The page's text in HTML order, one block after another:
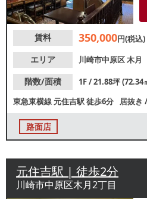
賃料 350,000円(税込)
エリア
川崎市中原区木月
階数/面積
1F / 21.88坪 (72.34
東急東横線元住吉駅徒歩6分 居抜き
路面店
元住吉駅 | 徒歩2分
川崎市中原区木月2丁目